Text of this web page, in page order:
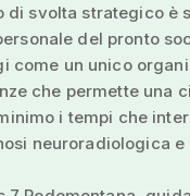
di svolta strategico è
del pronto
come un unico
che permette una
i tempi che
neuroradiologica e